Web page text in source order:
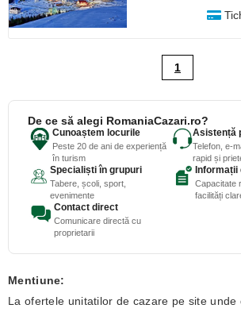
1
De ce să alegi RomaniaCazari.ro?
Cunoaștem locurile
Peste 20 de ani de experiență
în turism
Asistență
Telefon, e-
rapid și
Specialiști în grupuri
Tabere, școli, sport,
evenimente
Informații
Capacitate
facilități
Contact direct
Comunicare directă cu
proprietarii
Mentiune:
La ofertele unitatilor de cazare pe site unde